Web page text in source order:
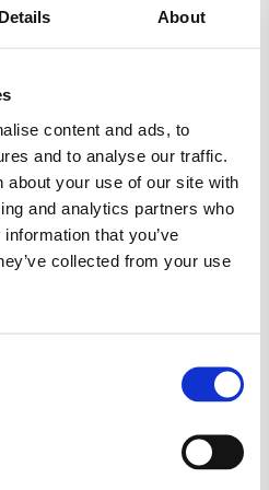
Details About
content and ads, to
and to analyse our traffic.
about your use of our site with
and analytics partners who
that you’ve
collected from your use
NYT SLIK
SKITTLES
SURT SLIK